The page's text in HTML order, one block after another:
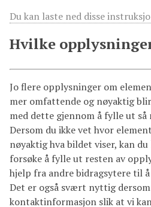
Du kan laste ned disse
Hvilke
Jo flere opplysninger om
mer omfattende og nøyaktig
med dette gjennom å fylle ut
Dersom du ikke vet hvor
nøyaktig hva bildet viser, kan
forsøke å fylle ut resten av
hjelp fra andre bidragsytere til
Det er også svært nyttig
kontaktinformasjon slik at vi